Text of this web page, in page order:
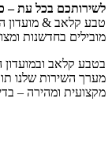
לשירותכם בכל עת –
טבע קלאב & מועדון
מובילים בחדשנות
בטבע קלאב ובמועדון
מערך השירות שלנו
מקצועית ומהירה –